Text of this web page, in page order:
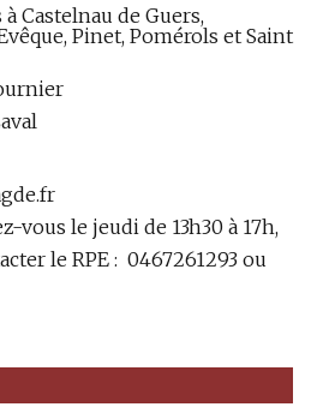
Castelnau de Guers,
Pinet, Pomérols et Saint
vous le jeudi de 13h30 à 17h,
le RPE : 0467261293 ou